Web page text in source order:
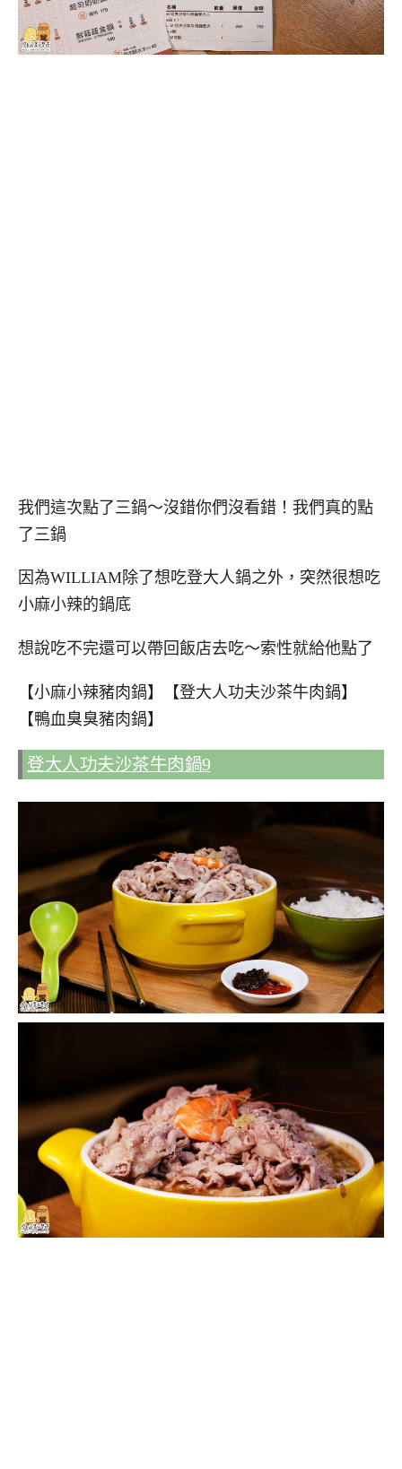
我們這次點了三鍋～沒錯你們沒看錯！我們真的點
了三鍋
因為WILLIAM除了想吃登大人鍋之外，突然很想吃
小麻小辣的鍋底
想說吃不完還可以帶回飯店去吃～索性就給他點了
【小麻小辣豬肉鍋】【登大人功夫沙茶牛肉鍋】
【鴨血臭臭豬肉鍋】
登大人功夫沙茶牛肉鍋9